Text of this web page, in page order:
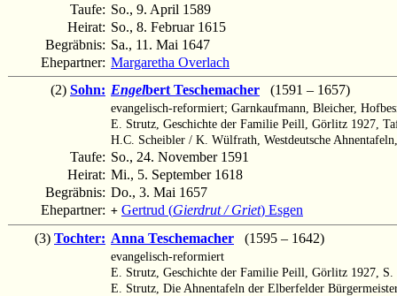
Taufe: So., 9. April 1589
Heirat: So., 8. Februar 1615
Begräbnis: Sa., 11. Mai 1647
Ehepartner: Margaretha Overlach
(2) Sohn: Engelbert Teschemacher (1591 – 1657)
evangelisch-reformiert; Garnkaufmann, Bleicher,
E. Strutz, Geschichte der Familie Peill, Görlitz 1927,
H.C. Scheibler / K. Wülfrath, Westdeutsche
Taufe: So., 24. November 1591
Heirat: Mi., 5. September 1618
Begräbnis: Do., 3. Mai 1657
Ehepartner: + Gertrud (Gierdrut / Griet) Esgen
(3) Tochter: Anna Teschemacher (1595 – 1642)
evangelisch-reformiert
E. Strutz, Geschichte der Familie Peill, Görlitz 1927,
E. Strutz, Die Ahnentafeln der Elberfelder